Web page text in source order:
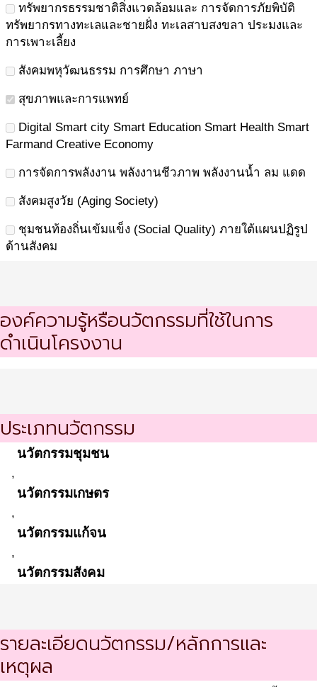
ทรัพยากรธรรมชาติสิ่งแวดล้อมและ การจัดการภัยพิบัติ
ทรัพยากรทางทะเลและชายฝั่ง ทะเลสาบสงขลา ประมงและ
การเพาะเลี้ยง
สังคมพหุวัฒนธรรม การศึกษา ภาษา
สุขภาพและการแพทย์
Digital Smart city Smart Education Smart Health Smart
Farmand Creative Economy
การจัดการพลังงาน พลังงานชีวภาพ พลังงานน้ำ ลม แดด
สังคมสูงวัย (Aging Society)
ชุมชนท้องถิ่นเข้มแข็ง (Social Quality) ภายใต้แผนปฏิรูป
ด้านสังคม
องค์ความรู้หรือนวัตกรรมที่ใช้ในการ
ดำเนินโครงงาน
ประเภทนวัตกรรม
นวัตกรรมชุมชน
,
นวัตกรรมเกษตร
,
นวัตกรรมแก้จน
,
นวัตกรรมสังคม
รายละเอียดนวัตกรรม/หลักการและ
เหตุผล